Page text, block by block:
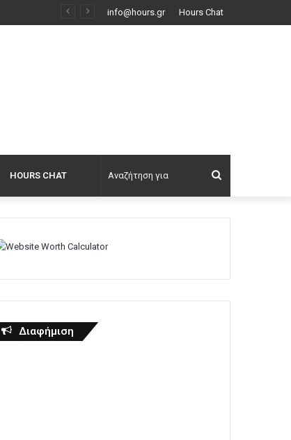
info@hours.gr Hours Chat
HOURS CHAT
για
Διαφήμιση